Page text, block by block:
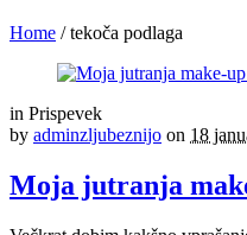
Home /tekoča podlaga
in Prispevek
by adminzljubeznijo on 18
Moja jutranja